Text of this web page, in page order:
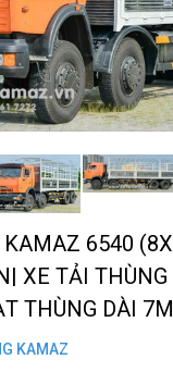
6540
XE TẢI THÙNG
THÙNG DÀI
KAMAZ